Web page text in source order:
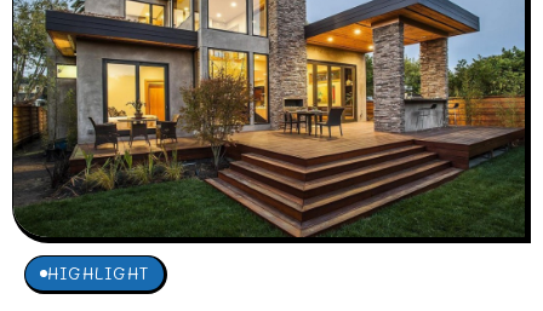
HIGHLIGHT